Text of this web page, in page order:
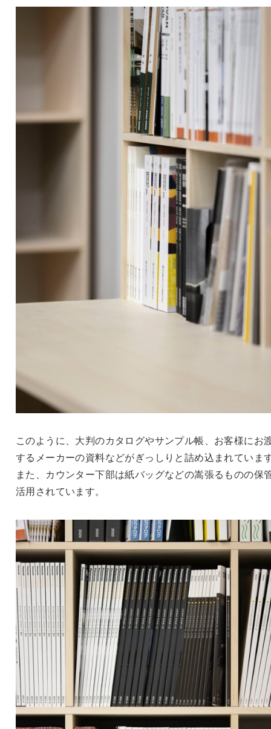
このように、大判のカタログやサンプル帳、お客様にお
するメーカーの資料などがぎっしりと詰め込まれていま
また、カウンター下部は紙バッグなどの嵩張るものの保
活用されています。